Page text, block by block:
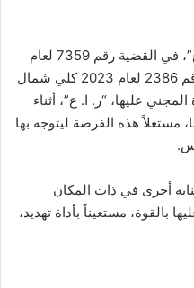
أحالت النيابة العامة المتهم، “خالد ع”، في القضية رقم 7359 لعام
2023 جنح مركز طوخ، والمقيدة برقم 2386 لعام 2023 كلي شمال
عليها، “ر. ا. ع”، أثناء
مستغلاً هذه الفرصة ليتوجه بها
أخرى في ذات المكان
مستعيناً بأداة تهديد،